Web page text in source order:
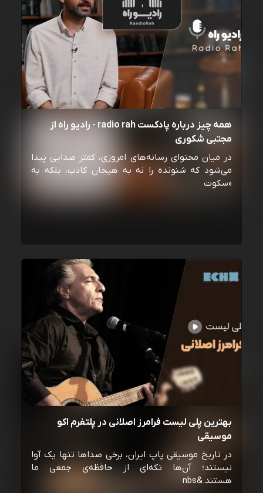
همه چیز درباره پادکست radio rah - رادیو راه از
مجتبی شکوری
در میان محتوای رسانه‌های امروزی، کمتر صدایی پیدا
می‌شود که شنونده را نه به هیجان کاذب، بلکه به
«سکوت
بهترین پلی لیست فرامرز اصلانی در پلتفرم اکو
موسیقی
در تاریخ موسیقی پاپ ایران، برخی صداها تنها یک آوا
نیستند؛ آن‌ها تکه‌ای از حافظه‌ی جمعی ما
هستند.&nbs